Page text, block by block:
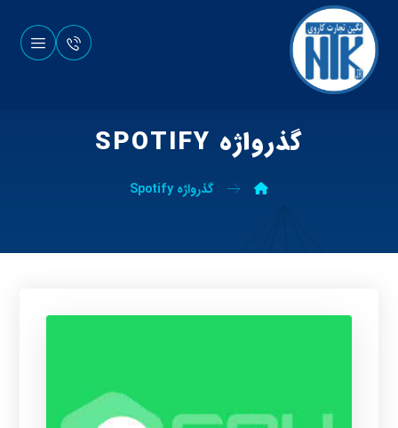
گذرواژه SPOTIFY
گذرواژه Spotify